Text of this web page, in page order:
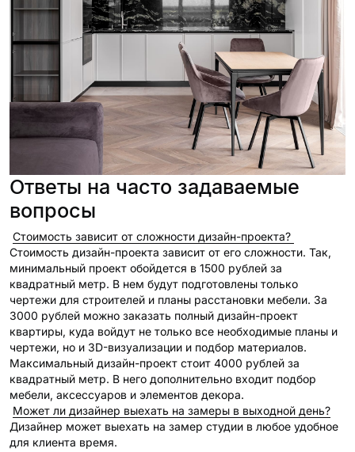
Ответы на часто задаваемые
вопросы
Стоимость зависит от сложности дизайн-проекта?
Стоимость дизайн-проекта зависит от его сложности. Так,
минимальный проект обойдется в 1500 рублей за
квадратный метр. В нем будут подготовлены только
чертежи для строителей и планы расстановки мебели. За
3000 рублей можно заказать полный дизайн-проект
квартиры, куда войдут не только все необходимые планы и
чертежи, но и 3D-визуализации и подбор материалов.
Максимальный дизайн-проект стоит 4000 рублей за
квадратный метр. В него дополнительно входит подбор
мебели, аксессуаров и элементов декора.
Может ли дизайнер выехать на замеры в выходной день?
Дизайнер может выехать на замер студии в любое удобное
для клиента время.